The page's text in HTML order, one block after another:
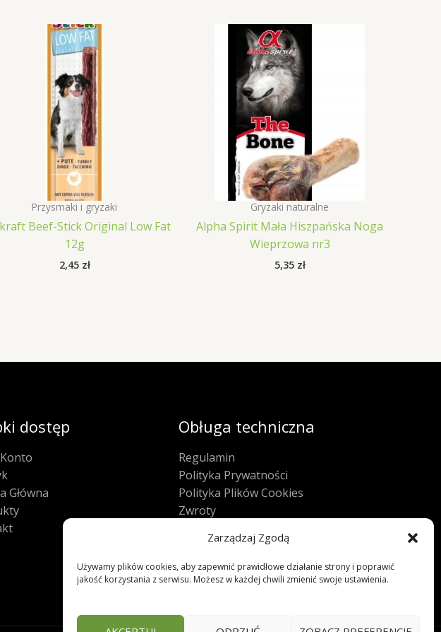
Zarządzaj Zgodą
Używamy plików cookies, aby zapewnić prawidłowe działanie strony i poprawić
jakość korzystania z serwisu. Możesz w każdej chwili zmienić swoje ustawienia.
Przysmaki i gryzaki
Beef-Stick Original Low Fat
12g
2,45 zł
Gryzaki naturalne
Alpha Spirit Mała Hiszpańska Noga
Wieprzowa nr3
5,35 zł
dostęp
Główna
Obługa techniczna
Regulamin
Polityka Prywatności
Polityka Plików Cookies
Zwroty